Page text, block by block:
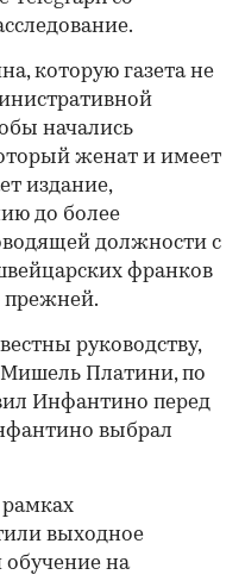
которую газета не
начались
женат и имеет
издание,
до более
должности с
франков
прежней.
руководству,
Платини, по
Инфантино перед
выбрал
выходное
обучение на